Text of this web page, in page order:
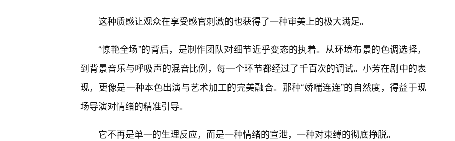
这种质感让观众在享受感官刺激的也获得了一种审美上的极大满足。
“惊艳全场”的背后，是制作团队对细节近乎变态的执着。从环境布景的色调选择，
到背景音乐与呼吸声的混音比例，每一个环节都经过了千百次的调试。小芳在剧中的表
现，更像是一种本色出演与艺术加工的完美融合。那种“娇喘连连”的自然度，得益于现
场导演对情绪的精准引导。
它不再是单一的生理反应，而是一种情绪的宣泄，一种对束缚的彻底挣脱。